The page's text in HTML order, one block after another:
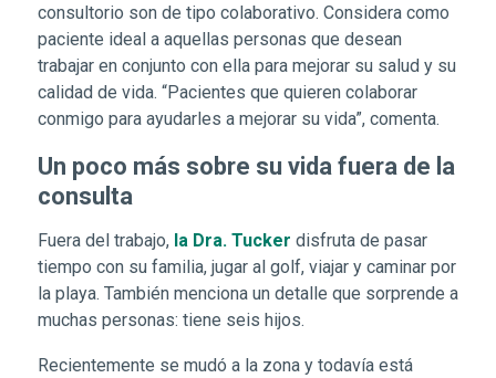
consultorio son de tipo colaborativo. Considera como
paciente ideal a aquellas personas que desean
trabajar en conjunto con ella para mejorar su salud y su
calidad de vida. “Pacientes que quieren colaborar
conmigo para ayudarles a mejorar su vida”, comenta.
Un poco más sobre su vida fuera de la
consulta
Fuera del trabajo, la Dra. Tucker disfruta de pasar
tiempo con su familia, jugar al golf, viajar y caminar por
la playa. También menciona un detalle que sorprende a
muchas personas: tiene seis hijos.
Recientemente se mudó a la zona y todavía está